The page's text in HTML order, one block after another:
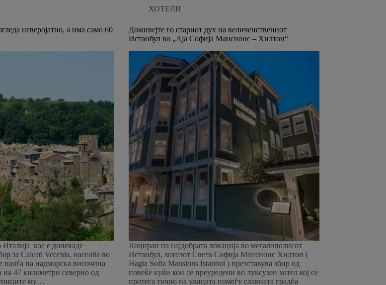
неверојатно, а има само 60
кое е донекаде
за Calcati Vecchia, населба во
наоѓа на надморска височина
47 километри северно од
му…
ХОТЕЛИ
Доживејте го стариот дух на величенствениот
Истанбул во „Аја Софија Мансионс – Хилтон“
Лоциран на најдобрата локација во мегалополисот
Истанбул, хотелот Света Софија Мансионс Хилтон (
Hagia Sofia Mansions Istanbul ) претставува збир од
повеќе куќи кои се преуредени во луксузен хотел кој се
протега точно на улицата помеѓу славната градба